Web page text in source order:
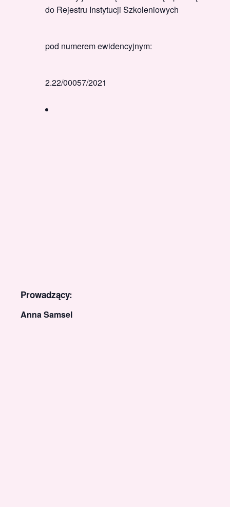
do Rejestru Instytucji Szkoleniowych
pod numerem ewidencyjnym:
2.22/00057/2021
Prowadzący:
Anna Samsel